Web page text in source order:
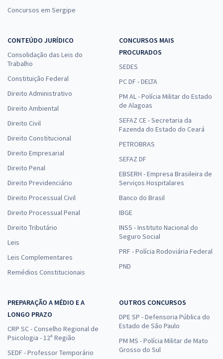
Concursos em Sergipe
CONTEÚDO JURÍDICO
Consolidação das Leis do
Trabalho
Constituição Federal
Direito Administrativo
Direito Ambiental
Direito Civil
Direito Constitucional
Direito Empresarial
Direito Penal
Direito Previdenciário
Direito Processual Civil
Direito Processual Penal
Direito Tributário
Leis
Leis Complementares
Remédios Constitucionais
CONCURSOS MAIS
PROCURADOS
SEDES
PC DF - DELTA
PM AL - Polícia Militar do Estado
de Alagoas
SEFAZ CE - Secretaria da
Fazenda do Estado do Ceará
PETROBRAS
SEFAZ DF
EBSERH - Empresa Brasileira de
Serviços Hospitalares
Banco do Brasil
IBGE
INSS - Instituto Nacional do
Seguro Social
PRF - Polícia Rodoviária Federal
PND
PREPARAÇÃO A MÉDIO E A
LONGO PRAZO
CRP SC - Conselho Regional de
Psicologia - 12ª Região
SEDF - Professor Temporário
OUTROS CONCURSOS
DPE SP - Defensoria Pública do
Estado de São Paulo
PM MS - Polícia Militar de Mato
Grosso do Sul